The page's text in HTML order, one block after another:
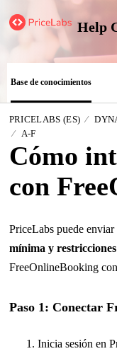
Help
Base de conocimientos
PRICELABS (ES)
A-F
Cómo
con
PriceLabs puede enviar
mínima y
FreeOnlineBooking
Paso 1: Conectar
Inicia sesión en